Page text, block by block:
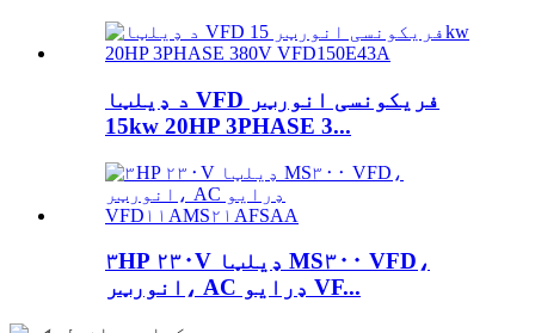
د ډیلټا VFD فریکونسی انورټر
15kw 20HP 3PHASE 3...
۳HP ۲۳۰V ډیلټا MS۳۰۰ VFD،
انورټر، AC ډرایو VF...